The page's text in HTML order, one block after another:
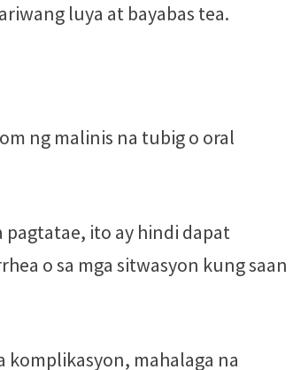
luya at bayabas tea.
ng malinis na tubig o oral
pagtatae, ito ay hindi dapat
o sa mga sitwasyon kung saan
komplikasyon, mahalaga na